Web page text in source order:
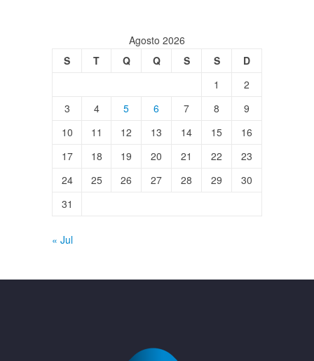
Agosto 2026
S
T Q Q S S
D
1
2
3
4 5 6 7 8
9
10
11 12 13 14 15
16
17
18 19 20 21 22
23
24
25 26 27 28 29
30
31
« Jul